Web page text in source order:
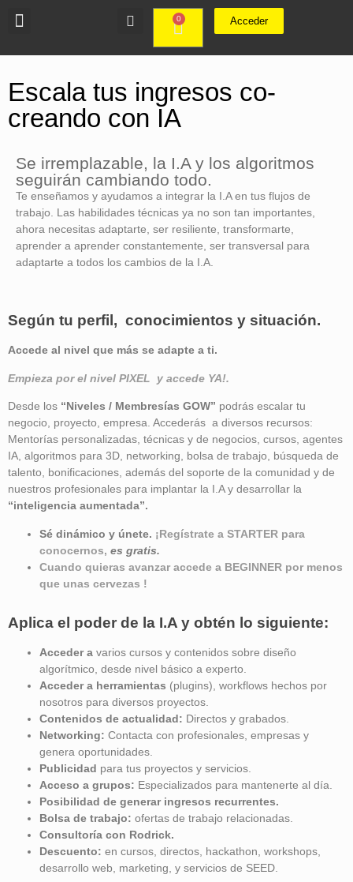
0 Acceder
Escala tus ingresos co-
creando con IA
Se irremplazable, la I.A y los algoritmos
seguirán cambiando todo.
Te enseñamos y ayudamos a integrar la I.A en tus flujos de
trabajo. Las habilidades técnicas ya no son tan importantes,
ahora necesitas adaptarte, ser resiliente, transformarte,
aprender a aprender constantemente, ser transversal para
adaptarte a todos los cambios de la I.A.
Según tu perfil, conocimientos y situación.
Accede al nivel que más se adapte a ti.
Empieza por el nivel PIXEL y accede YA!.
Desde los “Niveles / Membresías GOW” podrás escalar tu
negocio, proyecto, empresa. Accederás a diversos recursos:
Mentorías personalizadas, técnicas y de negocios, cursos, agentes
IA, algoritmos para 3D, networking, bolsa de trabajo, búsqueda de
talento, bonificaciones, además del soporte de la comunidad y de
nuestros profesionales para implantar la I.A y desarrollar la
“inteligencia aumentada”.
Sé dinámico y únete. ¡Regístrate a STARTER para
conocernos, es gratis.
Cuando quieras avanzar accede a BEGINNER por menos
que unas cervezas !
Aplica el poder de la I.A y obtén lo siguiente:
Acceder a varios cursos y contenidos sobre diseño
algorítmico, desde nivel básico a experto.
Acceder a herramientas (plugins), workflows hechos por
nosotros para diversos proyectos.
Contenidos de actualidad: Directos y grabados.
Networking: Contacta con profesionales, empresas y
genera oportunidades.
Publicidad para tus proyectos y servicios.
Acceso a grupos: Especializados para mantenerte al día.
Posibilidad de generar ingresos recurrentes.
Bolsa de trabajo: ofertas de trabajo relacionadas.
Consultoría con Rodrick.
Descuento: en cursos, directos, hackathon, workshops,
desarrollo web, marketing, y servicios de SEED.